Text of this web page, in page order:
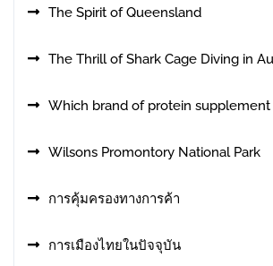
The Spirit of Queensland
The Thrill of Shark Cage Diving in
Which brand of protein supplement
Wilsons Promontory National Park
การคุ้มครองทางการค้า
การเมืองไทยในปัจจุบัน